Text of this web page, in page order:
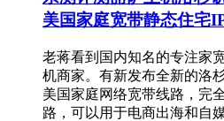
美国家庭宽带静态住宅
老蒋看到国内知名的专注家
机商家。有新发布全新的洛
美国家庭网络宽带线路，完
路，可以用于电商出海和自